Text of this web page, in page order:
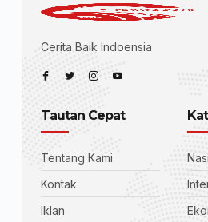
Cerita Baik Indoensia
Tautan Cepat
Tentang Kami
Kontak
Iklan